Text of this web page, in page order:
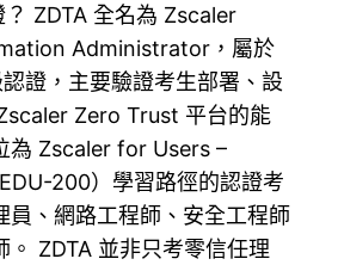
？ ZDTA 全名為 Zscaler
Administrator，屬於
證，主要驗證考生部署、設
Zero Trust 平台的能
為 Zscaler for Users –
200）學習路徑的認證考
員、網路工程師、安全工程師
。 ZDTA 並非只考零信任理